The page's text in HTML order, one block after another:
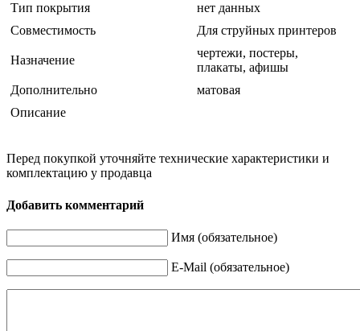
Тип покрытия
нет данных
Совместимость
Для струйных принтеров
Назначение
чертежи, постеры,
плакаты, афишы
Дополнительно
матовая
Описание
Перед покупкой уточняйте технические характеристики и
комплектацию у продавца
Добавить комментарий
Имя (обязательное)
E-Mail (обязательное)